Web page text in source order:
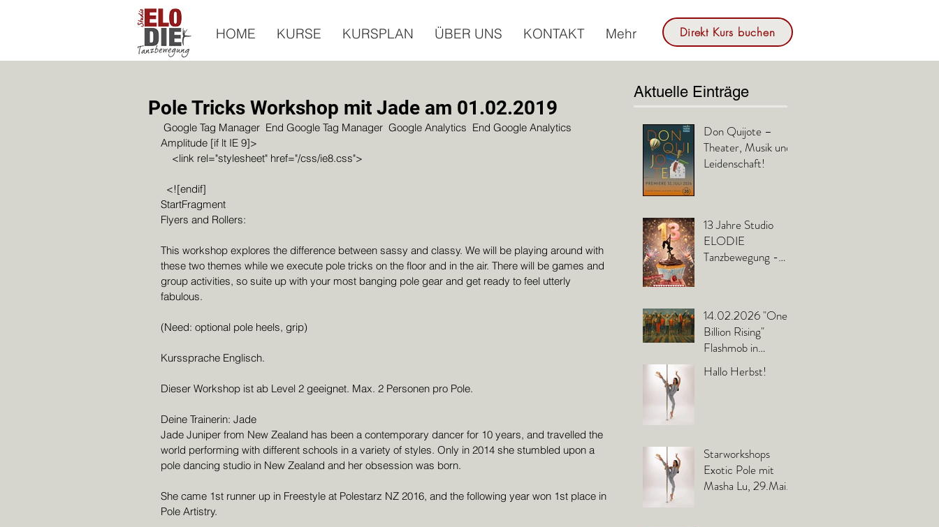
HOME KURSE KURSPLAN ÜBER UNS KONTAKT Mehr Direkt Kurs buchen
Pole Tricks Workshop mit Jade am 01.02.2019
Amplitude [if lt IE 9]>
    <link rel="stylesheet" href="/css/ie8.css">
  <![endif]
StartFragment
Flyers and Rollers:
This workshop explores the difference between sassy and classy. We will be playing around with
these two themes while we execute pole tricks on the floor and in the air. There will be games and
group activities, so suite up with your most banging pole gear and get ready to feel utterly
fabulous.
(Need: optional pole heels, grip)
Kurssprache Englisch.
Dieser Workshop ist ab Level 2 geeignet. Max. 2 Personen pro Pole.
Deine Trainerin: Jade
Jade Juniper from New Zealand has been a contemporary dancer for 10 years, and travelled the
world performing with different schools in a variety of styles. Only in 2014 she stumbled upon a
pole dancing studio in New Zealand and her obsession was born.
She came 1st runner up in Freestyle at Polestarz NZ 2016, and the following year won 1st place in
Pole Artistry.
Aktuelle Einträge
Don Quijote –
Theater, Musik und
Leidenschaft!
13 Jahre Studio
ELODIE
Tanzbewegung -
14.02.2026 "One
Billion Rising"
Flashmob in
Murnau
Hallo Herbst!
Starworkshops
Exotic Pole mit
Masha Lu, 29.Mai